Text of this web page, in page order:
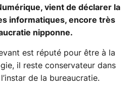
vient de déclarer la
informatiques, encore très
nipponne.
est réputé pour être à la
il reste conservateur dans
de la bureaucratie.